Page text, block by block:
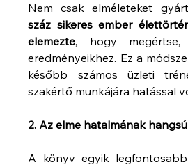
Nem csak elméleteket
száz sikeres ember
elemezte, hogy
eredményeikhez. Ez a
később számos üzleti
szakértő munkájára hatással
2. Az elme hatalmának
A könyv egyik